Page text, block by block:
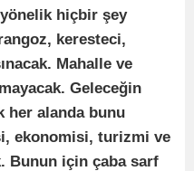
hiçbir şey
keresteci,
Mahalle ve
Geleceğin
her alanda bunu
ekonomisi, turizmi ve
Bunun için çaba sarf